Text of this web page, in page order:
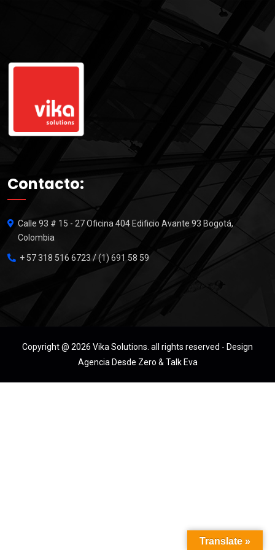
Contacto:
Calle 93 # 15 - 27 Oficina 404 Edificio Avante 93 Bogotá,
Colombia
+ 57 318 516 6723 / (1) 691 58 59
Copyright @ 2026 Vika Solutions. all rights reserved - Design
Agencia Desde Zero & Talk Eva
Translate »